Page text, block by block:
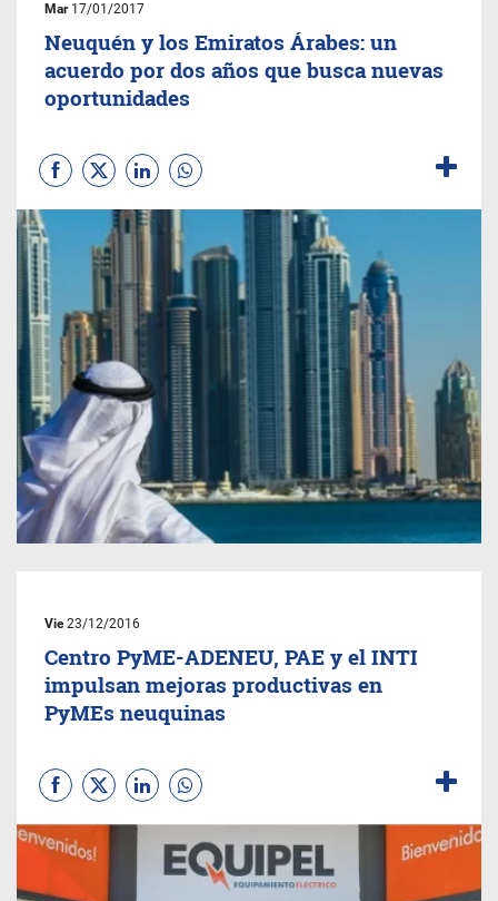
Mar17/01/2017
Neuquén y los Emiratos Árabes: un
acuerdo por dos años que busca nuevas
oportunidades
Vie23/12/2016
Centro PyME-ADENEU, PAE y el INTI
impulsan mejoras productivas en
PyMEs neuquinas